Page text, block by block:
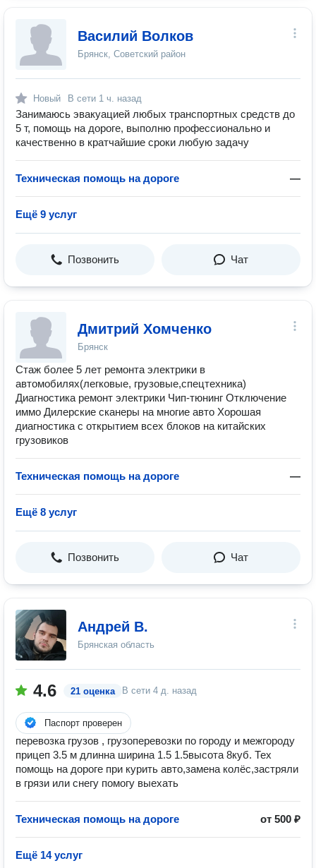
Василий Волков
Брянск, Советский район
Новый В сети 1 ч. назад
Занимаюсь эвакуацией любых транспортных средств до
5 т, помощь на дороге, выполню профессионально и
качественно в кратчайшие сроки любую задачу
Техническая помощь на дороге —
Ещё 9 услуг
Позвонить Чат
Дмитрий Хомченко
Брянск
Стаж более 5 лет ремонта электрики в
автомобилях(легковые, грузовые,спецтехника)
Диагностика ремонт электрики Чип-тюнинг Отключение
иммо Дилерские сканеры на многие авто Хорошая
диагностика с открытием всех блоков на китайских
грузовиков
Техническая помощь на дороге —
Ещё 8 услуг
Позвонить Чат
Андрей В.
Брянская область
4.6 21 оценка В сети 4 д. назад
Паспорт проверен
перевозка грузов , грузоперевозки по городу и межгороду
прицеп 3.5 м длинна ширина 1.5 1.5высота 8куб. Тех
помощь на дороге при курить авто,замена колёс,застряли
в грязи или снегу помогу выехать
Техническая помощь на дороге от 500 ₽
Ещё 14 услуг